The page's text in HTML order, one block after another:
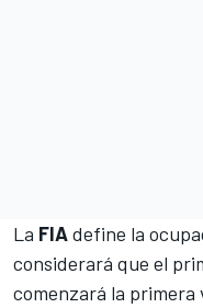
La FIAdefine la
considerará que el
comenzará la primera